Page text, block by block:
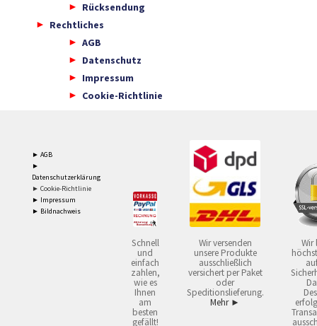
Rücksendung
Rechtliches
AGB
Datenschutz
Impressum
Cookie-Richtlinie
► AGB
►
Datenschutzerklärung
► Cookie-Richtlinie
► Impressum
► Bildnachweis
Schnell
und
einfach
zahlen,
wie es
Ihnen
am
besten
gefällt!
Wir versenden
unsere Produkte
ausschließlich
versichert per Paket
oder
Speditionslieferung.
Mehr ►
Wir